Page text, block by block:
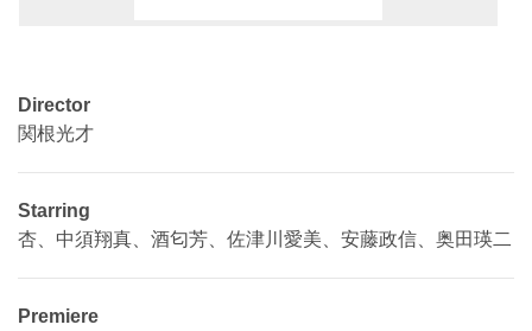
Director
関根光才
Starring
杏、中須翔真、酒匂芳、佐津川愛美、安藤政信、奥田瑛二
Premiere